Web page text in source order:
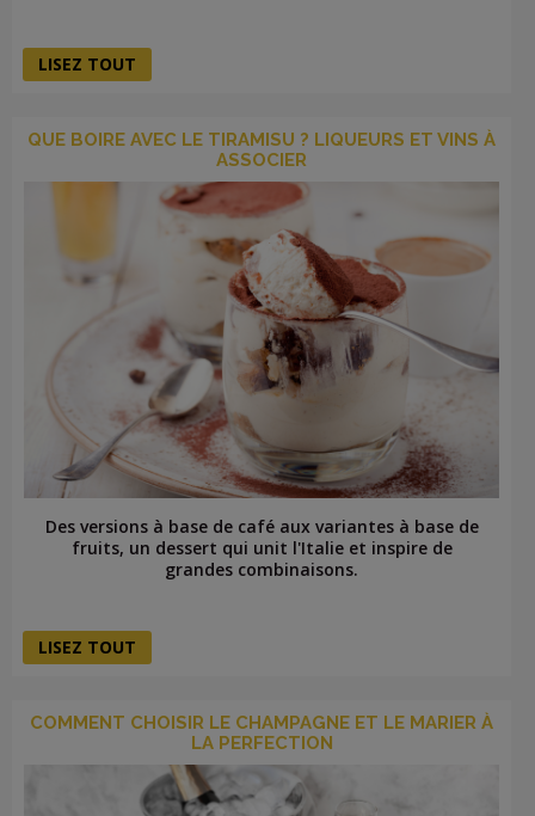
LISEZ TOUT
QUE BOIRE AVEC LE TIRAMISU ? LIQUEURS ET VINS À
ASSOCIER
Des versions à base de café aux variantes à base de
fruits, un dessert qui unit l'Italie et inspire de
grandes combinaisons.
LISEZ TOUT
COMMENT CHOISIR LE CHAMPAGNE ET LE MARIER À
LA PERFECTION